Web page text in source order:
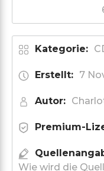
Kategorie:
Erstellt: 7
Autor:
Premium-
Wie wird die